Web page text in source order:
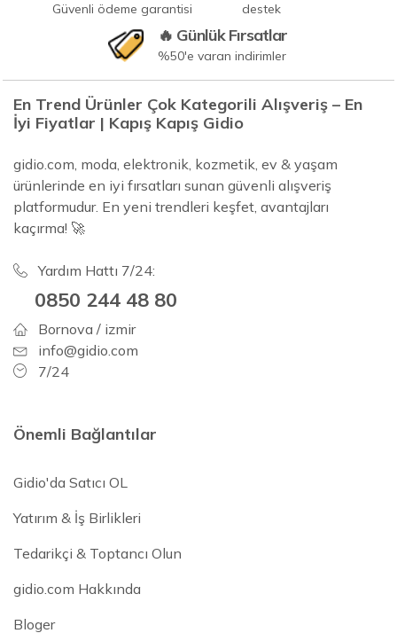
Güvenli ödeme garantisi
destek
🔥 Günlük Fırsatlar
%50'e varan indirimler
En Trend Ürünler Çok Kategorili Alışveriş – En
İyi Fiyatlar | Kapış Kapış Gidio
gidio.com, moda, elektronik, kozmetik, ev & yaşam
ürünlerinde en iyi fırsatları sunan güvenli alışveriş
platformudur. En yeni trendleri keşfet, avantajları
kaçırma! 🚀
Yardım Hattı 7/24:
0850 244 48 80
Bornova / izmir
info@gidio.com
7/24
Önemli Bağlantılar
Gidio'da Satıcı OL
Yatırım & İş Birlikleri
Tedarikçi & Toptancı Olun
gidio.com Hakkında
Bloger